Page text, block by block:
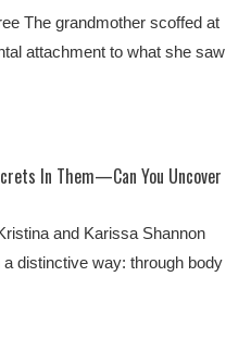
The grandmother scoffed at
attachment to what she saw
In Them—Can You Uncover
and Karissa Shannon
distinctive way: through body